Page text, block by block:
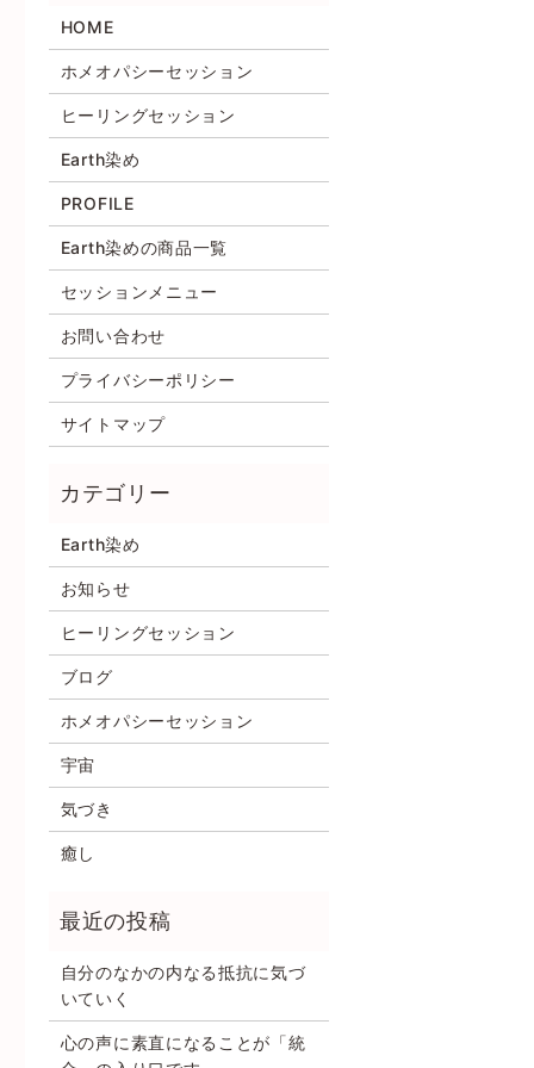
HOME
ホメオパシーセッション
ヒーリングセッション
Earth染め
PROFILE
Earth染めの商品一覧
セッションメニュー
お問い合わせ
プライバシーポリシー
サイトマップ
Earth染め
お知らせ
ヒーリングセッション
ブログ
ホメオパシーセッション
宇宙
気づき
癒し
自分のなかの内なる抵抗に気づ
いていく
心の声に素直になることが「統